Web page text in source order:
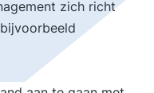
zich richt